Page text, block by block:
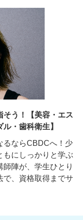
そう！【美容・エス
・歯科衛生】
るならCBDCへ！少
もにしっかりと学ぶ
陣が、学生ひとり
で、資格取得までサ